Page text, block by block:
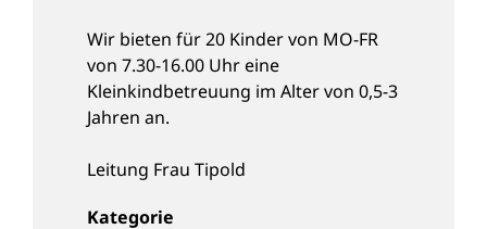
Wir bieten für 20 Kinder von MO-FR
von 7.30-16.00 Uhr eine
Kleinkindbetreuung im Alter von 0,5-3
Jahren an.
Leitung Frau Tipold